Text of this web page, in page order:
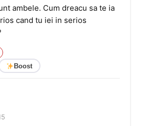
ambele. Cum dreacu sa te ia
cand tu iei in serios
Boost